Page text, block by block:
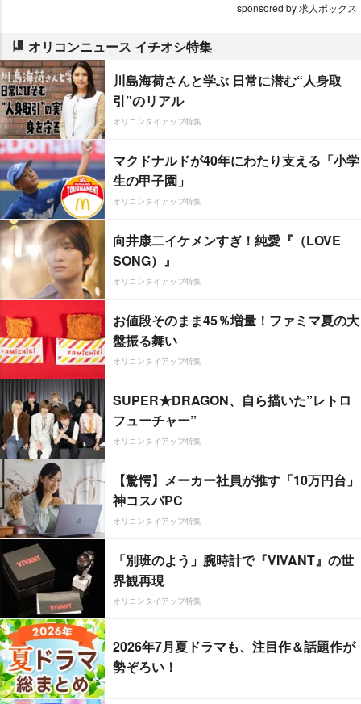
sponsored by 求人ボックス
オリコンニュース イチオシ特集
川島海荷さんと学ぶ 日常に潜む“人身取
引”のリアル
オリコンタイアップ特集
マクドナルドが40年にわたり支える「小学
生の甲子園」
オリコンタイアップ特集
向井康二イケメンすぎ！純愛『（LOVE
SONG）』
オリコンタイアップ特集
お値段そのまま45％増量！ファミマ夏の大
盤振る舞い
オリコンタイアップ特集
SUPER★DRAGON、自ら描いた”レトロ
フューチャー”
オリコンタイアップ特集
【驚愕】メーカー社員が推す「10万円台」
神コスパPC
オリコンタイアップ特集
「別班のよう」腕時計で『VIVANT』の世
界観再現
オリコンタイアップ特集
2026年7月夏ドラマも、注目作＆話題作が
勢ぞろい！